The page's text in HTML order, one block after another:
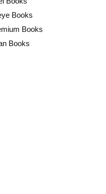
Books
Books
Books